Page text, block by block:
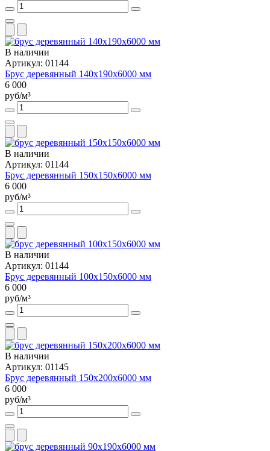
В наличии
Артикул: 01144
Брус деревянный 140х190х6000 мм
6 000
руб/м³
В наличии
Артикул: 01144
Брус деревянный 150х150х6000 мм
6 000
руб/м³
В наличии
Артикул: 01144
Брус деревянный 100х150х6000 мм
6 000
руб/м³
В наличии
Артикул: 01145
Брус деревянный 150х200х6000 мм
6 000
руб/м³